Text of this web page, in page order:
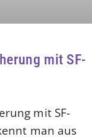
mit SF-
mit SF-
man aus